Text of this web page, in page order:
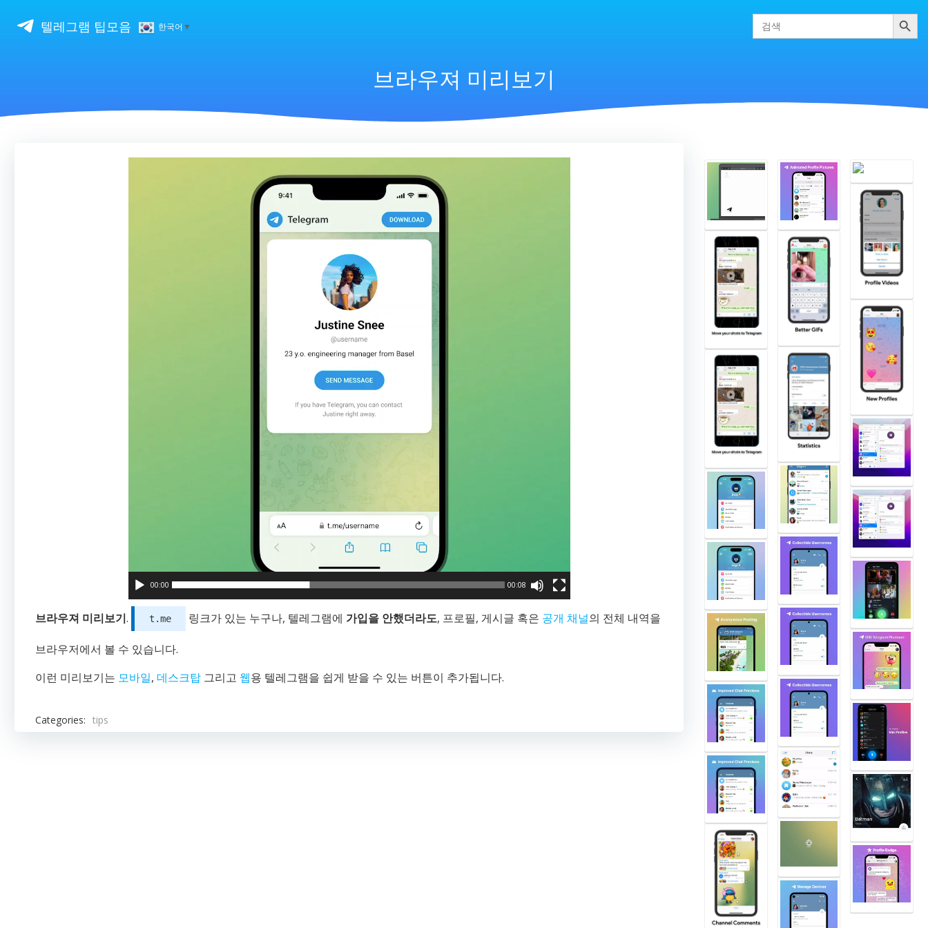
텔레그램 팁모음 한국어▼
Search
for:
검색
브라우져 미리보기
00:00 00:08
브라우져 미리보기. t.me 링크가 있는 누구나, 텔레그램에 가입을 안했더라도, 프로필, 게시글 혹은 공개 채널의 전체 내역을
브라우저에서 볼 수 있습니다.
이런 미리보기는 모바일, 데스크탑 그리고 웹용 텔레그램을 쉽게 받을 수 있는 버튼이 추가됩니다.
Categories: tips